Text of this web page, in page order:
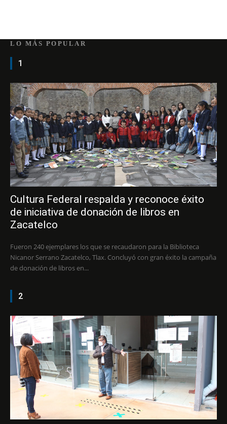
LO MÁS POPULAR
1
Cultura Federal respalda y reconoce éxito
de iniciativa de donación de libros en
Zacatelco
Fueron 240 ejemplares los que se recaudaron para la Biblioteca
Nicanor Serrano Zacatelco, Tlax. Concluyó con gran éxito la campaña
de donación de libros en...
2